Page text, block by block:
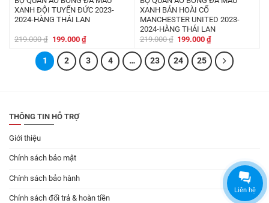
XANH ĐỘI TUYỂN ĐỨC 2023-
2024-HÀNG THÁI LAN
219.000₫ Giá
là:
219.000 ₫.
199.000 ₫Giá
hiện
tại
là:
199.000 ₫.
XANH BẢN HOÀI CỔ
MANCHESTER UNITED 2023-
2024-HÀNG THÁI LAN
219.000₫ Giá
là:
219.000 ₫.
199.000₫Giá
tại
là:
199.000 ₫.
1 2 3 4 … 23 24 25
THÔNG TIN HỖ TRỢ
Giới thiệu
Chính sách bảo mật
Chính sách bảo hành
Chính sách đổi trả & hoàn tiền
Liên hệ